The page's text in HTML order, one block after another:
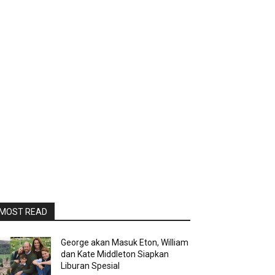
READ
George akan Masuk Eton, William
dan Kate Middleton Siapkan
Liburan Spesial